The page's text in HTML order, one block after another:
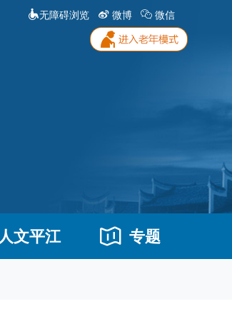
无障碍浏览 微博 微信
人文平江 专题